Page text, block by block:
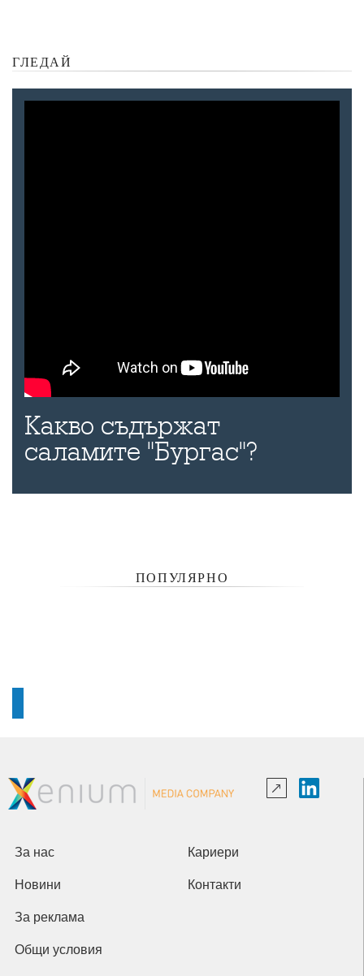
ГЛЕДАЙ
Какво съдържат
саламите "Бургас"?
ПОПУЛЯРНО
За нас Кариери
Новини Контакти
За реклама
Общи условия